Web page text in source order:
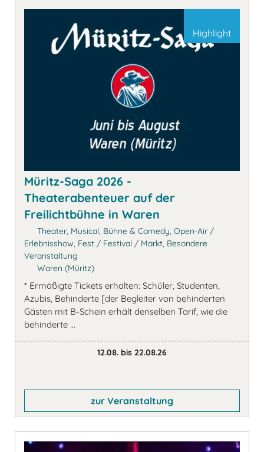
Highlight
Müritz-Saga 2026 -
Theaterabenteuer auf der
Freilichtbühne in Waren
Theater, Musical, Bühne & Comedy, Open-Air /
Erlebnisshow, Fest / Festival / Markt, Besondere
Veranstaltung
Waren (Müritz)
* Ermäßigte Tickets erhalten: Schüler, Studenten,
Azubis, Behinderte [der Begleiter von behinderten
Gästen mit B-Schein erhält denselben Tarif, wie die
behinderte ...
12.08. bis 22.08.26
zur Veranstaltung